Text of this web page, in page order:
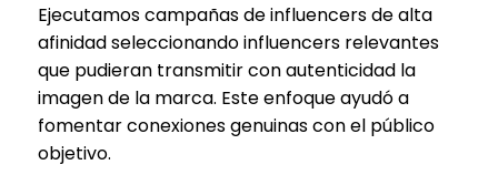
Ejecutamos campañas de influencers de alta
afinidad seleccionando influencers relevantes
que pudieran transmitir con autenticidad la
imagen de la marca. Este enfoque ayudó a
fomentar conexiones genuinas con el público
objetivo.